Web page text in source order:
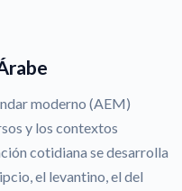
moderno (AEM)
y los contextos
cotidiana se desarrolla
el levantino, el del